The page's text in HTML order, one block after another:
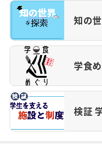
知の
学食め
検証